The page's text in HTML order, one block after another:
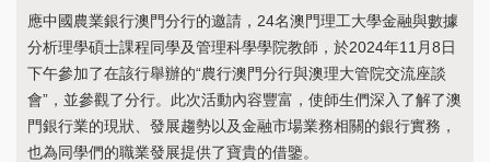
應中國農業銀行澳門分行的邀請，24名澳門理工大學金融與數據
分析理學碩士課程同學及管理科學學院教師，於2024年11月8日
下午參加了在該行舉辦的“農行澳門分行與澳理大管院交流座談
會”，並參觀了分行。此次活動內容豐富，使師生們深入了解了澳
門銀行業的現狀、發展趨勢以及金融市場業務相關的銀行實務，
也為同學們的職業發展提供了寶貴的借鑒。